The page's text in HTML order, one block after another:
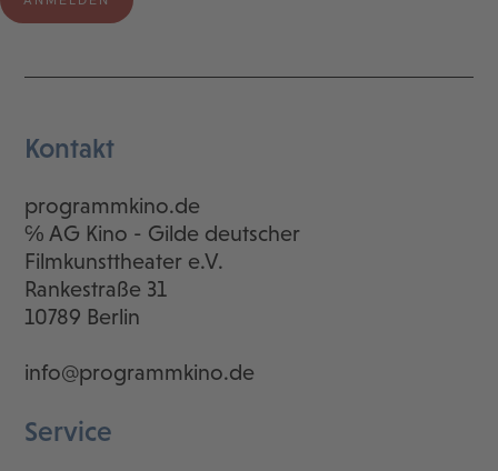
Kontakt
programmkino.de
℅ AG Kino - Gilde deutscher
Filmkunsttheater e.V.
Rankestraße 31
10789 Berlin
info@programmkino.de
Service